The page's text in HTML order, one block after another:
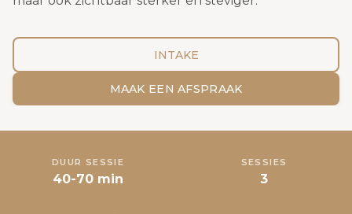
INTAKE
MAAK EEN AFSPRAAK
DUUR SESSIE
40-70 min
SESSIES
3